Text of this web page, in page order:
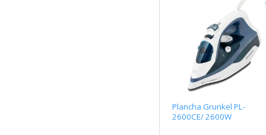
Plancha Grunkel PL-
2600CE/ 2600W